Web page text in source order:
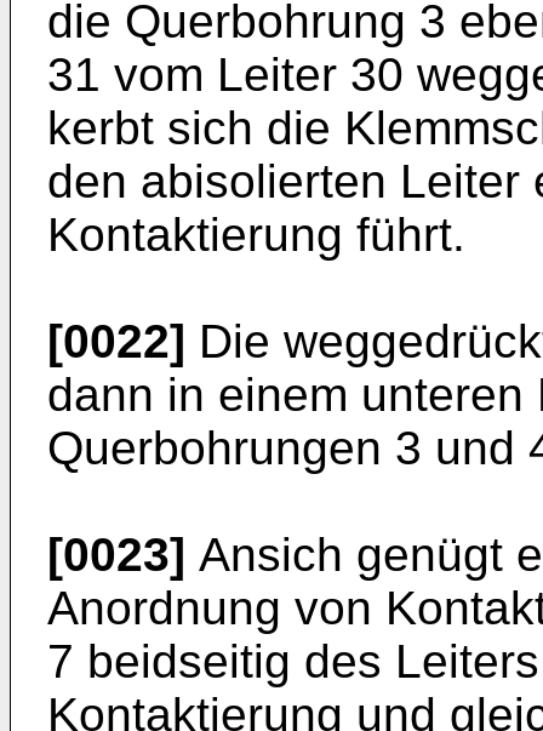
die Querbohrung 3
31 vom Leiter 30
kerbt sich die
den abisolierten Leiter
Kontaktierung führt.
[0022] Die
dann in einem unteren
Querbohrungen 3 und
[0023] Ansich genügt
Anordnung von
7 beidseitig des
Kontaktierung und